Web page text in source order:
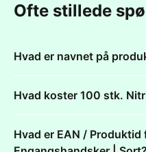
Ofte stillede
Hvad er navnet på
Hvad koster 100 stk.
Hvad er EAN /